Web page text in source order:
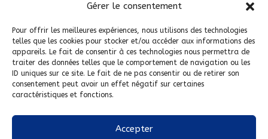
Gérer le consentement
Pour offrir les meilleures expériences, nous utilisons des technologies
telles que les cookies pour stocker et/ou accéder aux informations des
appareils. Le fait de consentir à ces technologies nous permettra de
traiter des données telles que le comportement de navigation ou les
ID uniques sur ce site. Le fait de ne pas consentir ou de retirer son
consentement peut avoir un effet négatif sur certaines
caractéristiques et fonctions.
Accepter
Devenez Délégué·e Régional·e !
Trouvez-nous près de chez vous !
Mentions légales
Conditions générales de vente
Politique de confidentialité